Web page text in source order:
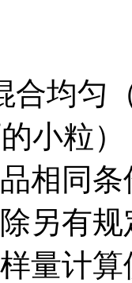
合均匀
小粒
相同
另有
量计